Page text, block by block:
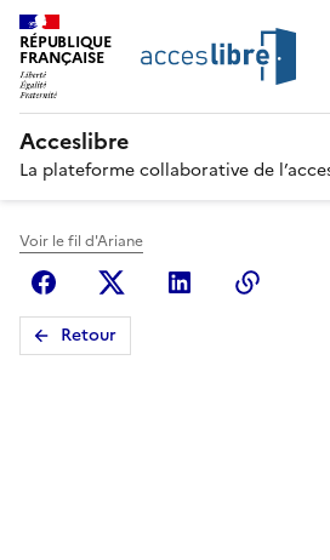
RÉPUBLIQUE
FRANÇAISE
Acceslibre
La plateforme collaborative de
Voir le fil d'Ariane
FacebookX (anciennement
Linkedin
Retour